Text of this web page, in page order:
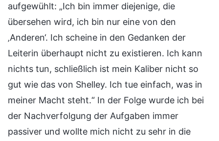
aufgewühlt: „Ich bin immer diejenige, die
übersehen wird, ich bin nur eine von den
‚Anderen‘. Ich scheine in den Gedanken der
Leiterin überhaupt nicht zu existieren. Ich kann
nichts tun, schließlich ist mein Kaliber nicht so
gut wie das von Shelley. Ich tue einfach, was in
meiner Macht steht.“ In der Folge wurde ich bei
der Nachverfolgung der Aufgaben immer
passiver und wollte mich nicht zu sehr in die